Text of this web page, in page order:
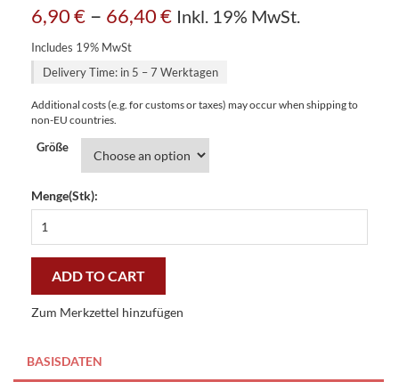
6,90€ – 66,40€ Inkl. 19% MwSt.
Includes 19% MwSt
Delivery Time: in 5 – 7 Werktagen
Additional costs (e.g. for customs or taxes) may occur when shipping to
non-EU countries.
Größe
Menge(Stk):
bay
bettwäsche
ADD TO CART
Zum Merkzettel hinzufügen
BASISDATEN